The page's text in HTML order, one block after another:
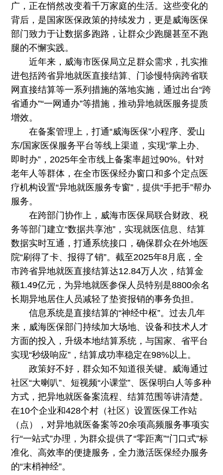
广，正在悄然改变着千万家庭的生活。这些变化的
背后，是国家医保政策的持续发力，更是威海医保
部门致力于让数据多跑路，让群众少跑腿甚至不跑
腿的不懈实践。
近年来，威海市医保局立足群众需求，扎实推
进包括跨省异地就医直接结算、门诊慢特病跨省联
网直接结算等一系列措施的落地实施，通过出台“跨
省通办”“一网通办”等措施，推动异地就医服务提质
增效。
在备案管理上，打通“威海医保”小程序、爱山
东/国家医保服务平台等线上渠道，实现“掌上办、
即时办”，2025年全市线上备案率超过90%。针对
老年人等群体，在全市医保经办窗口和多个定点医
疗机构设置“异地就医服务专窗”，提供“手把手”帮办
服务。
在跨部门协作上，威海市医保局联合财政、税
务等部门建立“数据共享池”，实现就医信息、结算
数据实时互通，打通系统接口，确保群众在外地医
院“刷得了卡、报得了销”。截至2025年8月底，全
市跨省异地就医直接结算达12.84万人次，结算金
额1.49亿元，为异地就医参保人员特别是8800余名
长期异地居住人员减轻了垫资报销的事务负担。
信息系统是直接结算的“神经中枢”。过去几年
来，威海医保部门持续加大场地、设备和技术人才
方面的投入，升级本地结算系统，与国家、省平台
实现“秒级响应”，结算成功率稳定在98%以上。
政策好不好，群众知不知道很关键。威海通过
社区“大喇叭”、短视频“小课堂”、医保明白人等多种
方式，把异地就医备案流程、结算范围等讲清楚。
在10个企业和428个村（社区）设置医保工作站
（点），对异地就医备案等20余项高频服务事项实
行“一站式”办理，为群众提供了“零距离”“门口式”标
准化、高效率的便捷服务，全力激活医保经办服务
的“末梢神经”。